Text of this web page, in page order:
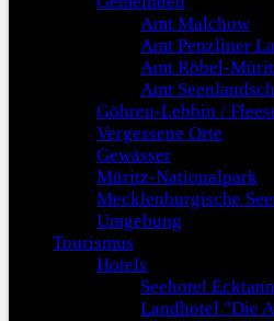
Amt Malchow
Amt Penzliner
Amt Röbel-
Amt
Göhren-Lebbin /
Vergessene Orte
Gewässer
Müritz-Nationalpark
Mecklenburgische
Umgebung
Tourismus
Hotels
Seehotel
Landhotel "Die